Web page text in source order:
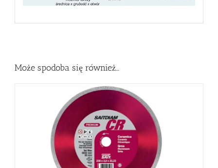
Może spodoba się również…